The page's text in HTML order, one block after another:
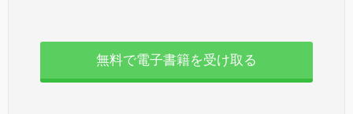
無料で電子書籍を受け取る